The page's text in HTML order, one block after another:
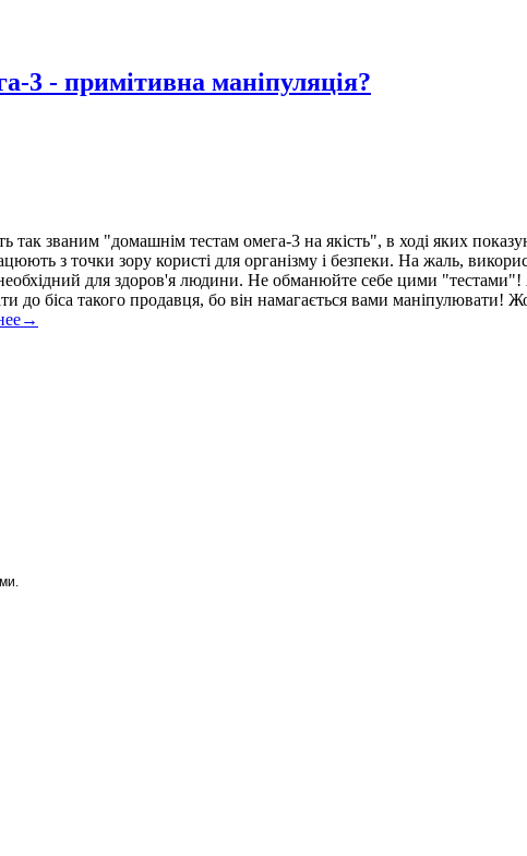
3 - примітивна маніпуляція?
так званим "домашнім тестам омега-3 на якість", в ході яких
з точки зору користі для організму і безпеки. На жаль,
для здоров'я людини. Не обманюйте себе цими
біса такого продавця, бо він намагається вами маніпулювати!